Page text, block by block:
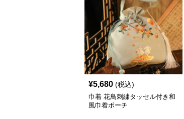
¥5,680 (税込)
巾着 花鳥刺繍タッセル付き和
風巾着ポーチ